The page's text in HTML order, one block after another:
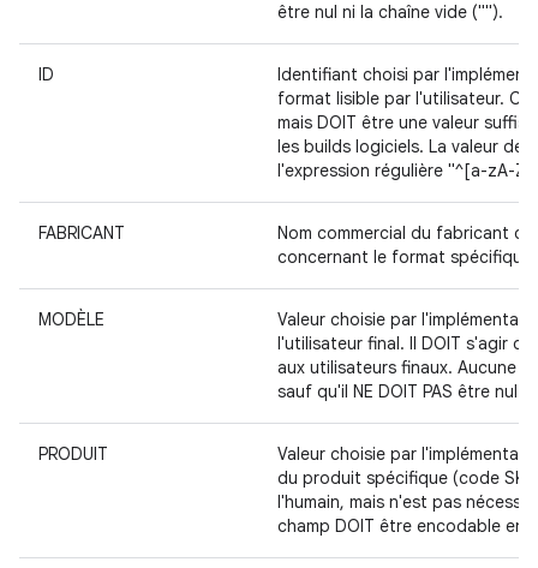
être nul ni la chaîne vide ("").
ID
Identifiant choisi par
format lisible par l'utilisateur. Ce
mais DOIT être une valeur
les builds logiciels. La valeur de
l'expression régulière "^[a-zA-
FABRICANT
Nom commercial du fabricant
concernant le format spécifique
MODÈLE
Valeur choisie par
l'utilisateur final. Il DOIT s'agir
aux utilisateurs finaux. Aucune
sauf qu'il NE DOIT PAS être nul
PRODUIT
Valeur choisie par
du produit spécifique (code
l'humain, mais n'est pas
champ DOIT être encodable en